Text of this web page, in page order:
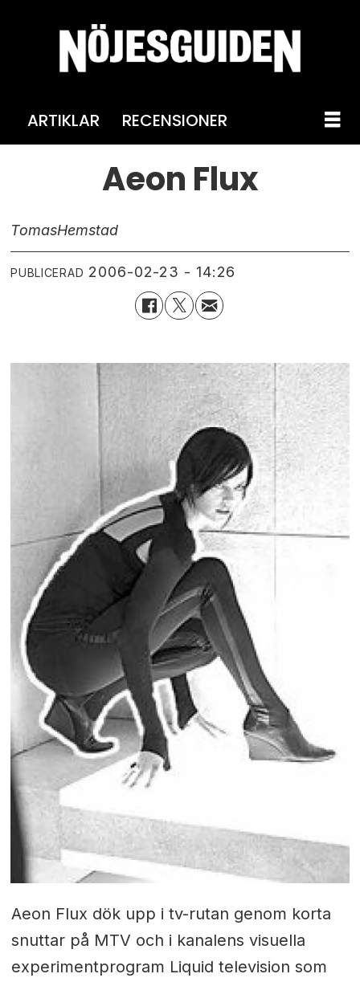
ARTIKLAR RECENSIONER
Aeon Flux
TomasHemstad
PUBLICERAD 2006-02-23 - 14:26
Aeon Flux dök upp i tv-rutan genom korta
snuttar på MTV och i kanalens visuella
experimentprogram Liquid television som